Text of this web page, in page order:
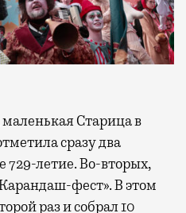
сразу два
729-летие. Во-вторых,
фест». В этом
раз и собрал 10